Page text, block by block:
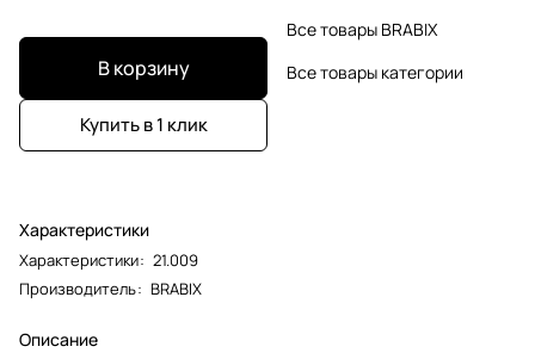
В корзину
Купить в 1 клик
Характеристики
Характеристики: 21.009
Производитель: BRABIX
Описание
Все товары BRABIX
Все товары категории